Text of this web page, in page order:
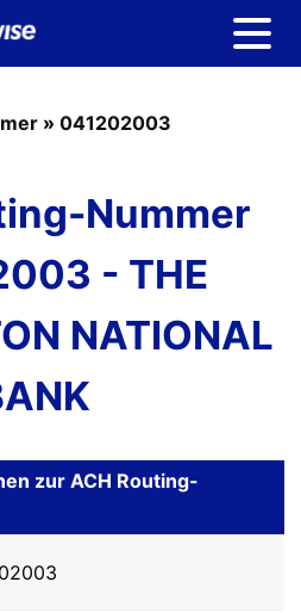
» 041202003
Nummer
- THE
NATIONAL
zur ACH Routing-